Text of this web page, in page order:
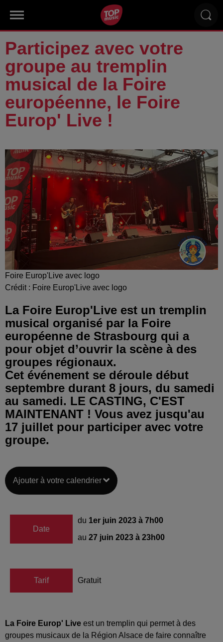
Participez avec votre
groupe au tremplin
musical de la Foire
européenne, le Foire
Europ' Live !
Foire Europ'Live avec logo
Crédit : Foire Europ'Live avec logo
La Foire Europ'Live est un tremplin
musical organisé par la Foire
européenne de Strasbourg qui a
pour objet d’ouvrir la scène à des
groupes régionaux.
Cet événement se déroule début
septembre durant 8 jours, du samedi
au samedi. LE CASTING, C'EST
MAINTENANT ! Vous avez jusqu'au
17 juillet pour participer avec votre
groupe.
Ajouter à votre calendrier
Date
du 1er juin 2023 à 7h00
au 27 juin 2023 à 23h00
Tarif Gratuit
La Foire Europ' Live est un tremplin qui permet à des
groupes musicaux de la Région Alsace de faire connaître